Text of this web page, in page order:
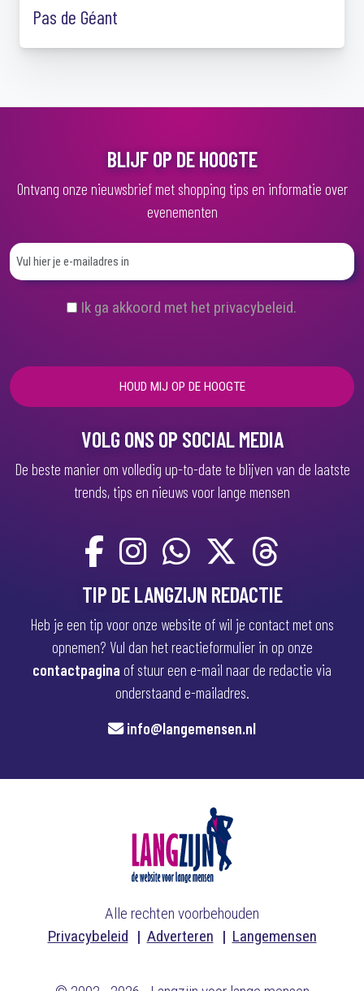
Pas de Géant
BLIJF OP DE HOOGTE
Ontvang onze nieuwsbrief met shopping tips en informatie over
evenementen
(
e
i
Ik ga akkoord met het privacybeleid.
VOLG ONS OP SOCIAL MEDIA
De beste manier om volledig up-to-date te blijven van de laatste
trends, tips en nieuws voor lange mensen
TIP DE LANGZIJN REDACTIE
Heb je een tip voor onze website of wil je contact met ons
opnemen? Vul dan het reactieformulier in op onze
contactpagina of stuur een e-mail naar de redactie via
onderstaand e-mailadres.
info@langemensen.nl
Alle rechten voorbehouden
Privacybeleid
Adverteren Langemensen